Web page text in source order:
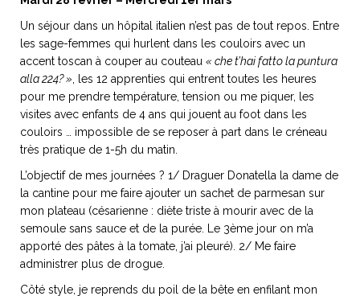
du
Notre palette
Virtuosa Venezia
Un séjour dans un hôpital italien n’est pas de tout repos. Entre
les sage-femmes qui hurlent dans les couloirs avec un
accent toscan à couper au couteau « che t’hai fatto la puntura
alla 224? », les 12 apprenties qui entrent toutes les heures
pour me prendre température, tension ou me piquer, les
visites avec enfants de 4 ans qui jouent au foot dans les
couloirs … impossible de se reposer à part dans le créneau
très pratique de 1-5h du matin.
L’objectif de mes journées ? 1/ Draguer Donatella la dame de
la cantine pour me faire ajouter un sachet de parmesan sur
mon plateau (césarienne : diète triste à mourir avec de la
semoule sans sauce et de la purée. Le 3ème jour on m’a
apporté des pâtes à la tomate, j’ai pleuré). 2/ Me faire
administrer plus de drogue.
Côté style, je reprends du poil de la bête en enfilant mon